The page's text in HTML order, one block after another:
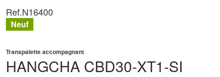
HANGCHA CBD30-XT1-SI
Transpalette accompagnant
Ref.N16400
Neuf